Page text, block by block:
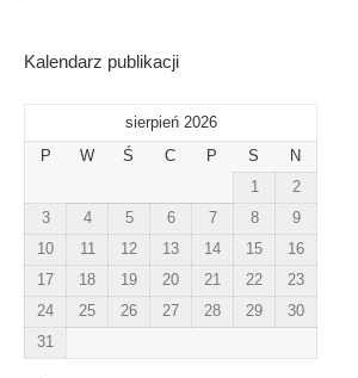
Kalendarz publikacji
sierpień 2026
P
W Ś C P S
N
1
2
3
4 5 6 7 8
9
10
11 12 13 14 15
16
17
18 19 20 21 22
23
24
25 26 27 28 29
30
31